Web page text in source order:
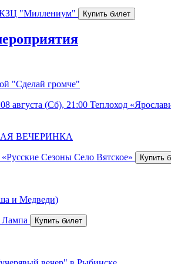
"Миллениум"
"Сделай громче"
08 августа (Сб), 21:00 Теплоход
ВЕЧЕРИНКА
«Русские Сезоны Село Вятское»
и Медведи)
Лампа